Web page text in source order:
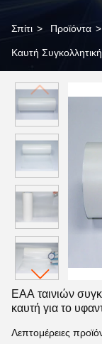
Σπίτι > Προϊόντα >
Καυτή
καυτή για το
EAA ταινιών
καυτή για το
Λεπτομέρειες